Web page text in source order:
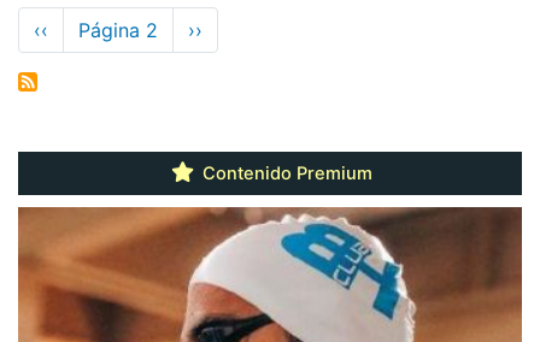
Paginación
Página
anterior
‹‹ Página 2
Siguiente
página
››
Contenido Premium